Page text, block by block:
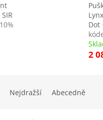
Dot
2
Nejdražší Abecedně